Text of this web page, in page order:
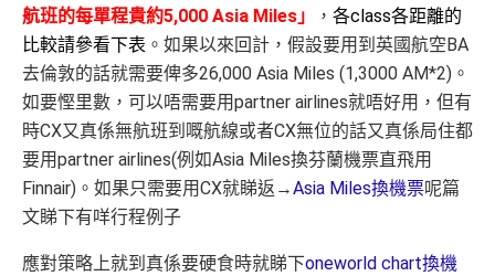
航班的每單程貴約5,000 Asia Miles」
， 各class各距離的
比較請參看下表 。如果以來回計，假設要用到英國航空BA
去倫敦的話就需要俾多26,000 Asia Miles (1,3000 AM*2)。
如要慳里數，可以唔需要用partner airlines就唔好用，但有
時CX又真係無航班到嘅航線或者CX無位的話又真係局住都
要用partner airlines(例如Asia Miles換芬蘭機票直飛用
Finnair)。如果只需要用CX就睇返→Asia Miles換機票呢篇
文睇下有咩行程例子
應對策略上就到真係要硬食時就睇下oneworld chart換機